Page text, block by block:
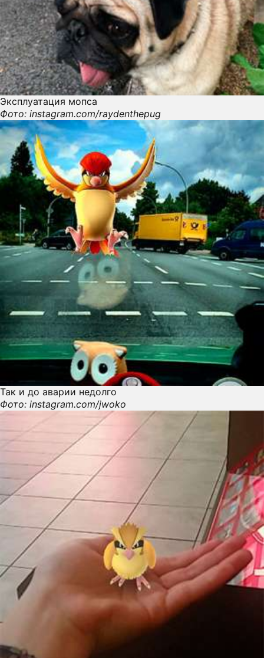
Эксплуатация мопса
Фото: instagram.com/raydenthepug
Так и до аварии недолго
Фото: instagram.com/jwoko